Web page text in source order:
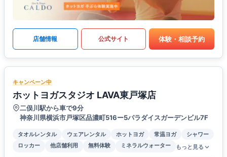
店舗情報 公式サイト 体験・相談予約
キャンペーン中
ホットヨガスタジオ LAVA東戸塚店
二俣川駅から車で9分
神奈川県横浜市戸塚区品濃町516ー5パラダイスガーデンビル7F
タオルレンタル ウェアレンタル ホットヨガ 常温ヨガ
シャワー
ロッカー
他店舗利用 無料体験 ミネラルウォーター もっと見る